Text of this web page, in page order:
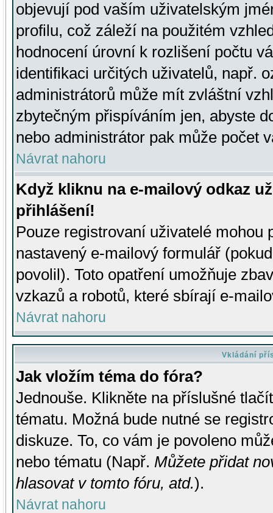
objevují pod vaším uživatelským
profilu, což záleží na použitém
hodnocení úrovní k rozlišení počtu
identifikaci určitých uživatelů, např.
administrátorů může mít zvláštní
zbytečným přispíváním jen, abyste
nebo administrátor pak může počet
Návrat nahoru
Když kliknu na e-mailový odkaz
přihlášení!
Pouze registrovaní uživatelé mohou
nastavený e-mailový formulář
povolil). Toto opatření umožňuje
vzkazů a robotů, které sbírají e-
Návrat nahoru
Vkládání
Jak vložím téma do fóra?
Jednouše. Klikněte na příslušné
tématu. Možná bude nutné se
diskuze. To, co vám je povoleno
nebo tématu (Např. Můžete přidat
hlasovat v tomto fóru, atd.).
Návrat nahoru